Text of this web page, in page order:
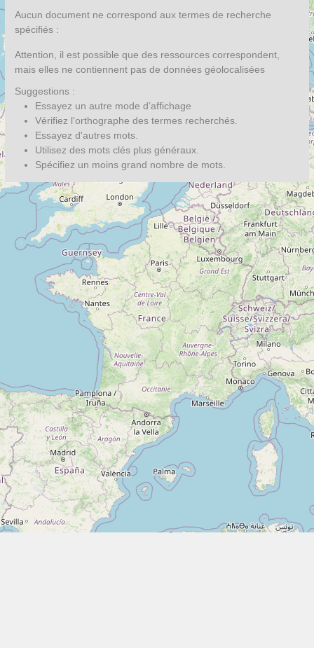
Aucun document ne correspond aux termes de recherche
spécifiés :
Attention, il est possible que des ressources correspondent,
mais elles ne contiennent pas de données géolocalisées
Suggestions :
Essayez un autre mode d’affichage
Vérifiez l'orthographe des termes recherchés.
Essayez d'autres mots.
Utilisez des mots clés plus généraux.
Spécifiez un moins grand nombre de mots.